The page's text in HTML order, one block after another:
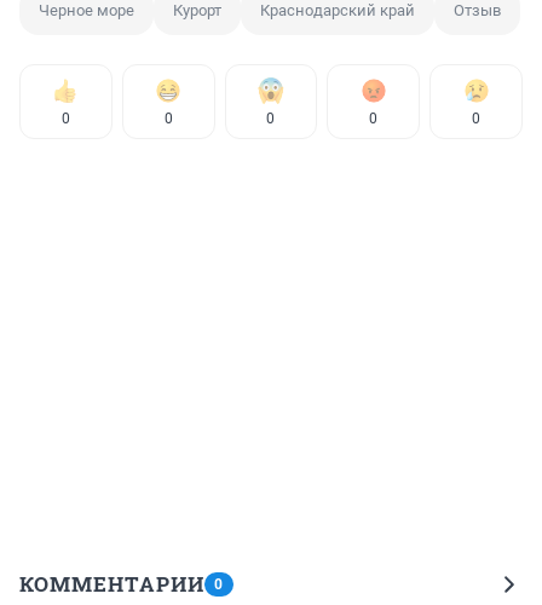
Черное море Курорт Краснодарский край Отзыв
0 0 0 0 0
КОММЕНТАРИИ 0